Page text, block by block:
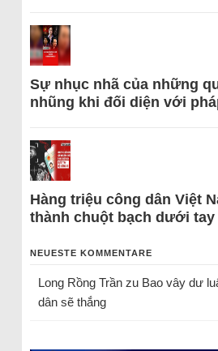
Sự nhục nhã của những
nhũng khi đối diện với
Hàng triệu công dân Việt
thành chuột bạch dưới tay
NEUESTE KOMMENTARE
Long Rồng Trầnzu Bao vây dư
dân sẽ thắng